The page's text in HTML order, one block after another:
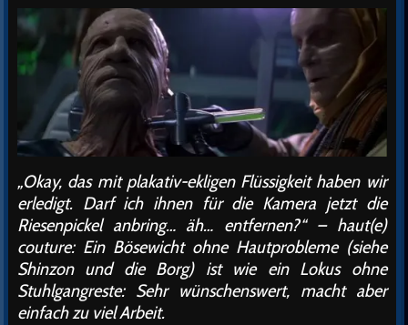
„Okay, das mit plakativ-ekligen Flüssigkeit haben wir
erledigt. Darf ich ihnen für die Kamera jetzt die
Riesenpickel anbring… äh… entfernen?“ – haut(e)
couture: Ein Bösewicht ohne Hautprobleme (siehe
Shinzon und die Borg) ist wie ein Lokus ohne
Stuhlgangreste: Sehr wünschenswert, macht aber
einfach zu viel Arbeit.